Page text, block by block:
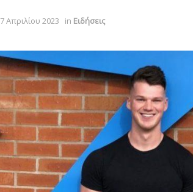
7 Απριλίου 2023 in Ειδήσεις